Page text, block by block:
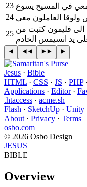
23 في المسيح يسوع
24
25
الى فليمون كتبت من
يد انسيمس الخادم
Jesus · Bible
HTML · CSS · JS · PHP·
Applications · Editor·
.htaccess · acme.sh
Flash · SketchUp · Unity
About · Privacy · Terms
osbo.com
© 2026 Osbo Design
JESUS
BIBLE
Overview